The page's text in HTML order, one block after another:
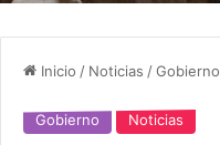
Inicio / Noticias /Gobierno
Gobierno Noticias